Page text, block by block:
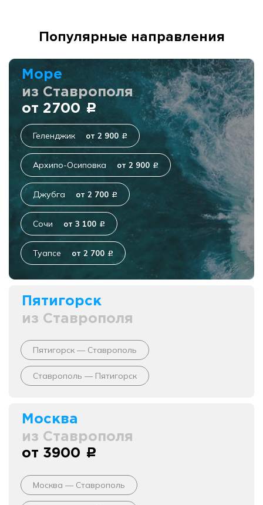
Популярные направления
Море
из Ставрополя
от 2700 c
Геленджик от 2 900 c
Архипо-Осиповка от 2 900 c
Джубга от 2 700 c
Сочи от 3 100 c
Туапсе от 2 700 c
Пятигорск
из Ставрополя
Пятигорск — Ставрополь
Ставрополь — Пятигорск
Москва
из Ставрополя
от 3900 c
Москва — Ставрополь